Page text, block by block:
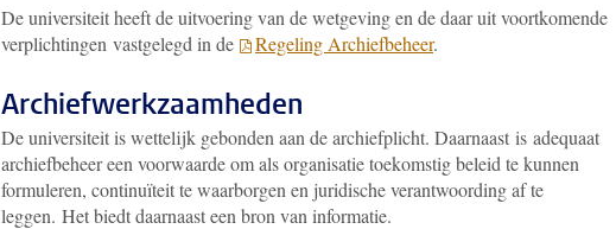
De universiteit heeft de uitvoering van de wetgeving en de daar uit voortkomende
verplichtingen vastgelegd in de
Regeling Archiefbeheer.
Archiefwerkzaamheden
De universiteit is wettelijk gebonden aan de archiefplicht. Daarnaast is adequaat
archiefbeheer een voorwaarde om als organisatie toekomstig beleid te kunnen
formuleren, continuïteit te waarborgen en juridische verantwoording af te
leggen. Het biedt daarnaast een bron van informatie.